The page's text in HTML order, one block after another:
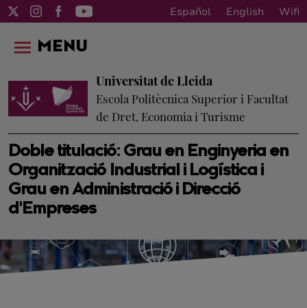
Español English Wifi
Doble titulació: Grau en Enginyeria en
Organització Industrial i Logística i
Grau en Administració i Direcció
d'Empreses
Universitat de Lleida
Escola Politècnica Superior i Facultat
de Dret, Economia i Turisme
MENU